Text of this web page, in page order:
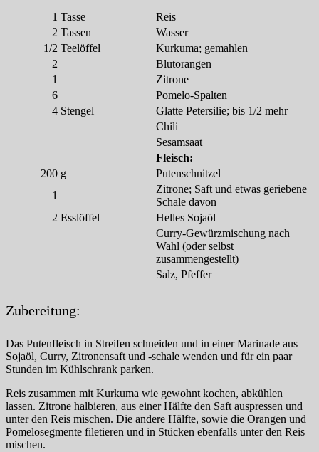
1 Tasse
Reis
2 Tassen
Wasser
1/2 Teelöffel
Kurkuma; gemahlen
2
Blutorangen
1
Zitrone
6
Pomelo-Spalten
4 Stengel
Glatte Petersilie; bis 1/2 mehr
Chili
Sesamsaat
Fleisch:
200 g
Putenschnitzel
1
Zitrone; Saft und etwas geriebene
Schale davon
2 Esslöffel
Helles Sojaöl
Curry-Gewürzmischung nach
Wahl (oder selbst
zusammengestellt)
Salz, Pfeffer
Zubereitung:
Das Putenfleisch in Streifen schneiden und in einer Marinade aus
Sojaöl, Curry, Zitronensaft und -schale wenden und für ein paar
Stunden im Kühlschrank parken.
Reis zusammen mit Kurkuma wie gewohnt kochen, abkühlen
lassen. Zitrone halbieren, aus einer Hälfte den Saft auspressen und
unter den Reis mischen. Die andere Hälfte, sowie die Orangen und
Pomelosegmente filetieren und in Stücken ebenfalls unter den Reis
mischen.